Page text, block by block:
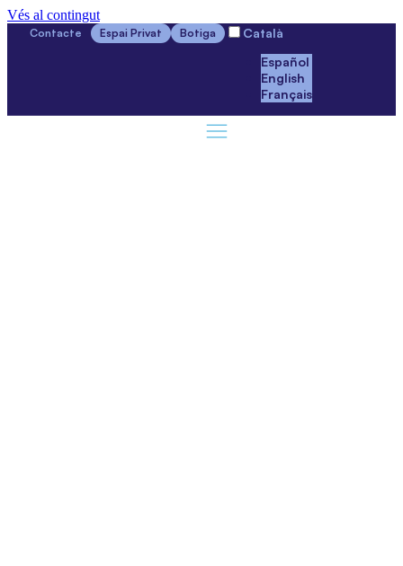
Vés al contingut
Contacte Espai Privat Botiga
Català
Español
English
Français